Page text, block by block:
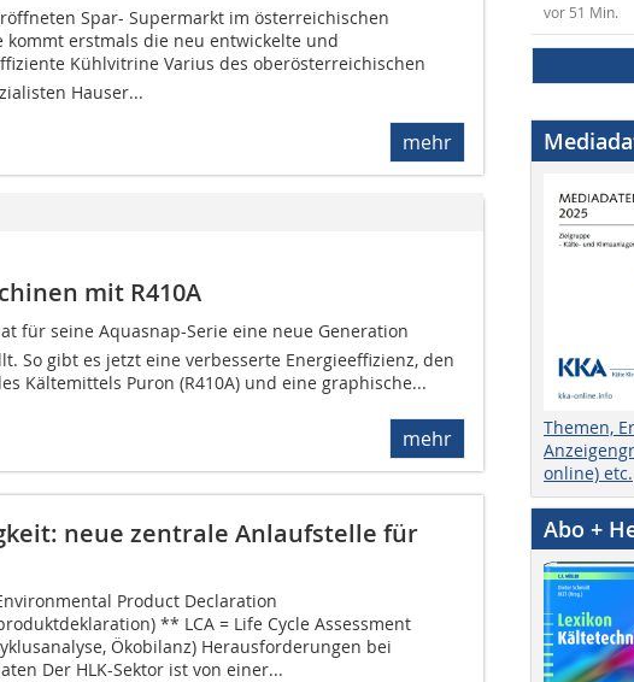
Spar- Supermarkt im österreichischen
kommt erstmals die neu entwickelte und
Kühlvitrine Varius des oberösterreichischen
Hauser...
mehr
mit R410A
für seine Aqua­snap-Serie eine neue Generation
So gibt es jetzt eine verbesserte Energieeffizienz, den
Kältemittels Puron (R410A) und eine graphische...
mehr
neue zentrale Anlaufstelle für
Product Declaration
** LCA = Life Cycle Assessment
Ökobilanz) Herausforderungen bei
Der HLK-Sektor ist von einer...
vor 51 Min.
Themen,
online) etc.
Abo +